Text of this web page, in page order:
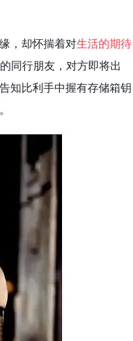
，却怀揣着对生活的期待
同行朋友，对方即将出
知比利手中握有存储箱钥